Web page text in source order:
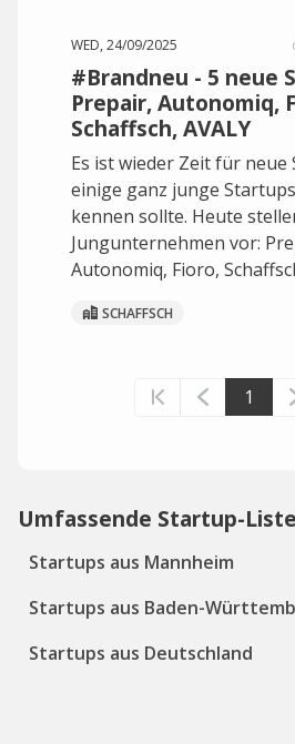
WED, 24/09/2025
#Brandneu - 5 neue
Prepair, Autonomiq,
Schaffsch, AVALY
Es ist wieder Zeit für neue
einige ganz junge
kennen sollte. Heute
Jungunternehmen vor:
Autonomiq, Fioro,
SCHAFFSCH
1
Umfassende Startup-
Startups aus Mannheim
Startups aus Baden-
Startups aus Deutschland